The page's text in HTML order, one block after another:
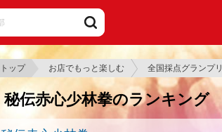
トップ お店でもっと楽しむ 全国採点グランプリ
秘伝赤心少林拳のランキング